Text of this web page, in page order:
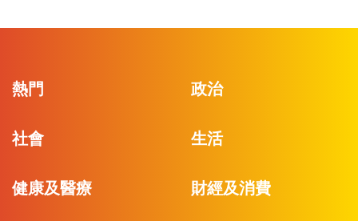
熱門 政治
社會 生活
健康及醫療 財經及消費